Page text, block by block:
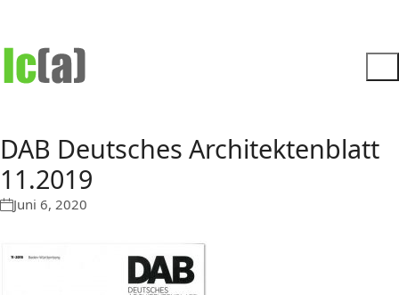
DAB Deutsches Architektenblatt
11.2019
Juni 6, 2020